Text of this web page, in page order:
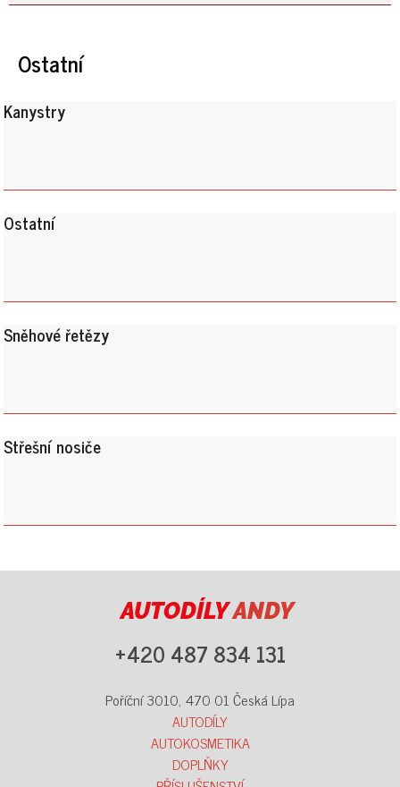
Ostatní
Kanystry
Ostatní
Sněhové řetězy
Střešní nosiče
AUTODÍLYANDY
+420 487 834 131
Poříční 3010, 470 01 Česká Lípa
AUTODÍLY
AUTOKOSMETIKA
DOPLŇKY